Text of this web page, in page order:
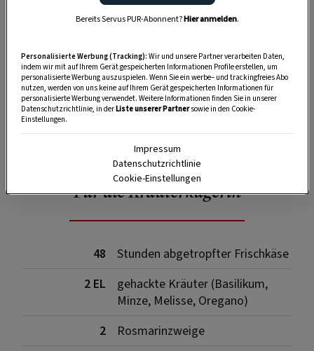
1,5 kg
Bio-Naturjoghurt (mit
mindestens 3,5 % Fett)
feines Salz
Für die Kräuterkugerln
48
Stunden abgetropfter Frischkäse
2 EL
gehackte Kräuter (Basilikum,
Minze, Melisse, Oregano)
2
Rosmarinzweige
Bereits Servus PUR-Abonnent?Hier anmelden.
Personalisierte Werbung (Tracking): Wir und unsere Partner verarbeiten Daten,
indem wir mit auf Ihrem Gerät gespeicherten Informationen Profile erstellen, um
personalisierte Werbung auszuspielen. Wenn Sie ein werbe– und trackingfreies Abo
nutzen, werden von uns keine auf Ihrem Gerät gespeicherten Informationen für
personalisierte Werbung verwendet. Weitere Informationen finden Sie in unserer
Datenschutzrichtlinie, in derListe unserer Partnersowie in den Cookie-
Einstellungen.
Impressum
Datenschutzrichtlinie
Cookie-Einstellungen